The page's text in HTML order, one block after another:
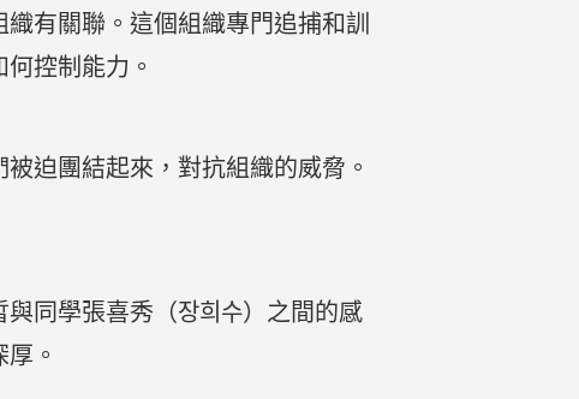
有關聯。這個組織專門追捕和訓
控制能力。
迫團結起來，對抗組織的威脅。
同學張喜秀（장희수）之間的感
。